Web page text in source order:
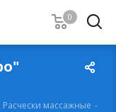
0
Расчески массажные -